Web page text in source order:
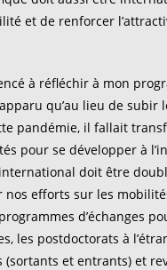
et de renforcer
à réfléchir à mon
qu’au lieu de subir
pandémie, il fallait
pour se développer à
doit être
nos efforts sur les
d’échanges
les postdoctorats à
(sortants et entrants) et